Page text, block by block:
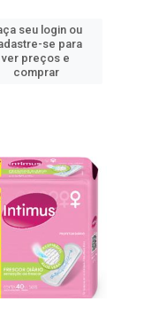
seu login ou
se para
ver preços e
comprar